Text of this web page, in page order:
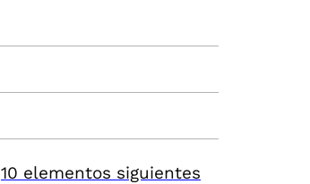
10 elementos siguientes